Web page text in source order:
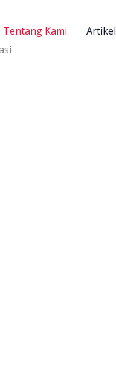
Tentang Kami Artikel